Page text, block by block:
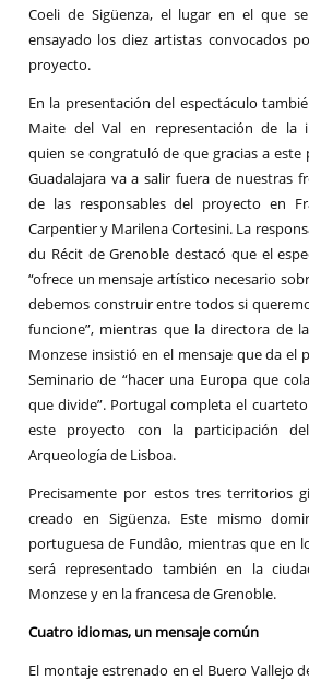
Coeli de Sigüenza, el lugar en el que
ensayado los diez artistas convocados
proyecto.
En la presentación del espectáculo
Maite del Val en representación de la
quien se congratuló de que gracias a este
Guadalajara va a salir fuera de nuestras
de las responsables del proyecto en
Carpentier y Marilena Cortesini. La
du Récit de Grenoble destacó que el
“ofrece un mensaje artístico necesario
debemos construir entre todos si
funcione”, mientras que la directora de
Monzese insistió en el mensaje que da el
Seminario de “hacer una Europa que
que divide”. Portugal completa el
este proyecto con la participación
Arqueología de Lisboa.
Precisamente por estos tres territorios
creado en Sigüenza. Este mismo
portuguesa de Fundâo, mientras que en
será representado también en la
Monzese y en la francesa de Grenoble.
Cuatro idiomas, un mensaje común
El montaje estrenado en el Buero Vallejo